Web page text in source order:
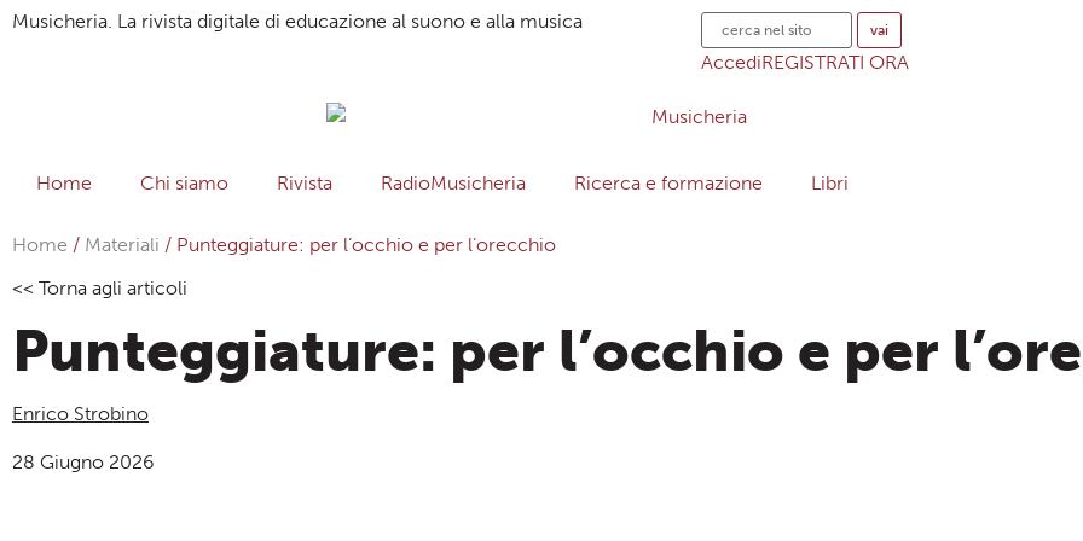
Musicheria. La rivista digitale di educazione al suono e alla musica
AccediREGISTRATI ORA
Home Chi siamo Rivista RadioMusicheria Ricerca e formazione Libri
Home / Materiali / Punteggiature: per l’occhio e per l’orecchio
<< Torna agli articoli
Punteggiature: per l’occhio e per
Enrico Strobino
28 Giugno 2026